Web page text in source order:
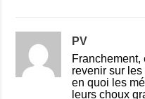
PV
revenir sur
en quoi les
leurs choux